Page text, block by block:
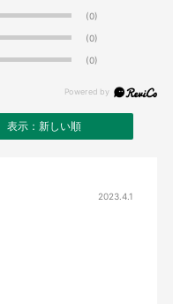
(0)
(0)
(0)
表示：新しい順
2023.4.1